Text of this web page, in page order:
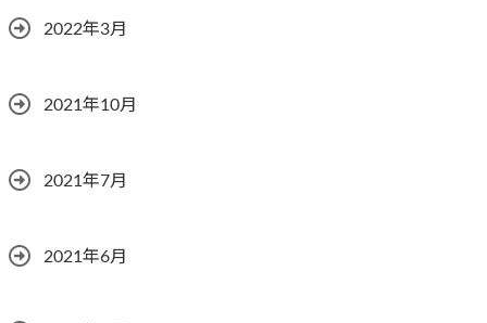
2022年3月
2021年10月
2021年7月
2021年6月